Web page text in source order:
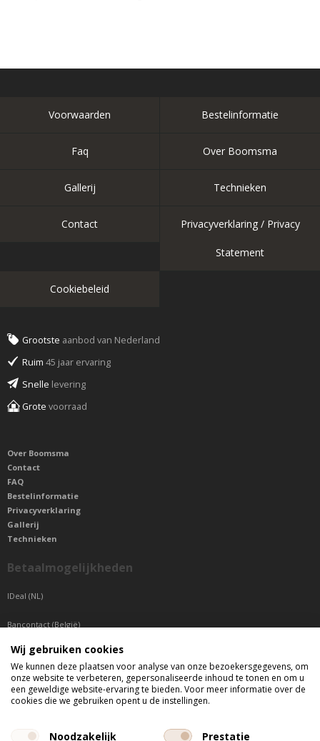
Voorwaarden Bestelinformatie
Faq Over Boomsma
Gallerij Technieken
Contact Privacyverklaring / Privacy
Statement
Cookiebeleid
Grootste aanbod van Nederland
Ruim 45 jaar ervaring
Snelle levering
Grote voorraad
Over Boomsma
Contact
FAQ
Bestelinformatie
Privacyverklaring
Gallerij
Technieken
Betaalmogelijkheden
IDeal (NL)
Bancontact (België)
Sepa betaling (Overige landen)
Telefonisch bereikbaar
Wij gebruiken cookies
We kunnen deze plaatsen voor analyse van onze bezoekersgegevens, om
onze website te verbeteren, gepersonaliseerde inhoud te tonen en om u
een geweldige website-ervaring te bieden. Voor meer informatie over de
cookies die we gebruiken opent u de instellingen.
Noodzakelijk Prestatie